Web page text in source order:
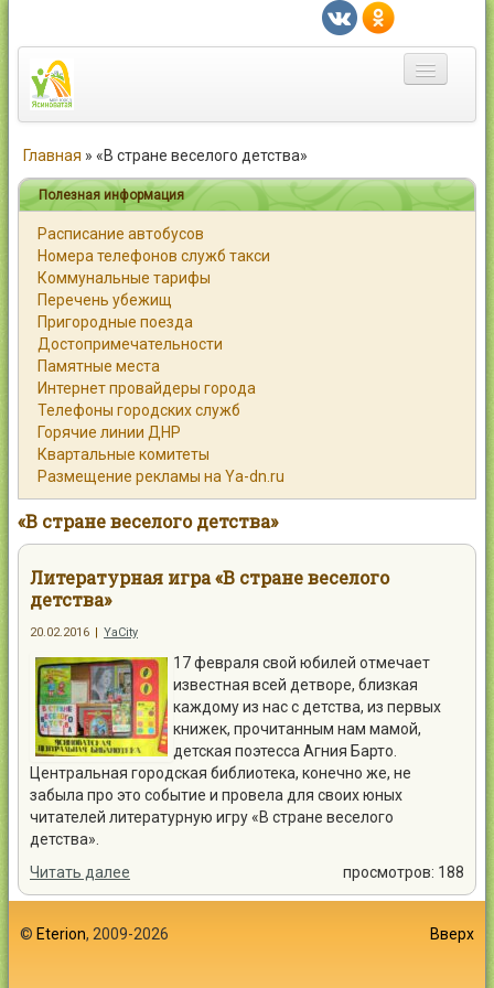
Город
Статьи
Каталог
Справочник
Работа
Объявления
Помощь
Контакты
Главная » «В стране веселого детства»
Полезная информация
Расписание автобусов
Номера телефонов служб такси
Коммунальные тарифы
Перечень убежищ
Пригородные поезда
Достопримечательности
Памятные места
Интернет провайдеры города
Телефоны городских служб
Горячие линии ДНР
Квартальные комитеты
Размещение рекламы на Ya-dn.ru
«В стране веселого детства»
Литературная игра «В стране веселого
детства»
20.02.2016 | YaCity
17 февраля свой юбилей отмечает
известная всей детворе, близкая
каждому из нас с детства, из первых
книжек, прочитанным нам мамой,
детская поэтесса Агния Барто.
Центральная городская библиотека, конечно же, не
забыла про это событие и провела для своих юных
читателей литературную игру «В стране веселого
детства».
Читать далее
просмотров: 188
© Eterion, 2009-2026 Вверх